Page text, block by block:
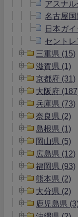
アスナ
名古屋
日本ガ
セント
三重県 (15)
滋賀県 (1)
京都府 (31)
大阪府
兵庫県 (73)
奈良県 (2)
島根県 (1)
岡山県 (5)
広島県 (12)
福岡県 (93)
熊本県 (2)
大分県 (2)
鹿児島県